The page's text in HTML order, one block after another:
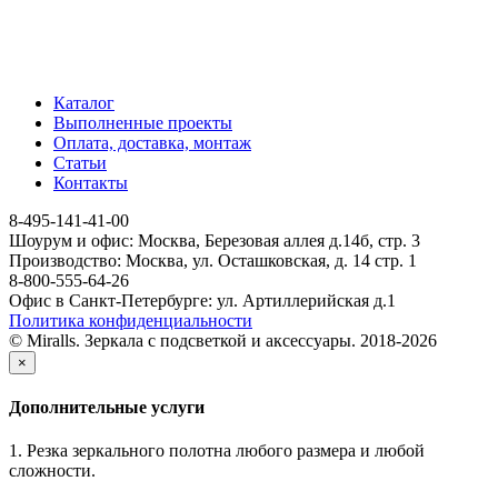
Каталог
Выполненные проекты
Оплата, доставка, монтаж
Статьи
Контакты
8-495-141-41-00
Шоурум и офис: Москва, Березовая аллея д.14б, стр. 3
Производство: Москва, ул. Осташковская, д. 14 стр. 1
8-800-555-64-26
Офис в Санкт-Петербурге: ул. Артиллерийская д.1
Политика конфиденциальности
© Miralls. Зеркала с подсветкой и аксессуары. 2018-2026
×
Дополнительные услуги
1. Резка зеркального полотна любого размера и любой
сложности.